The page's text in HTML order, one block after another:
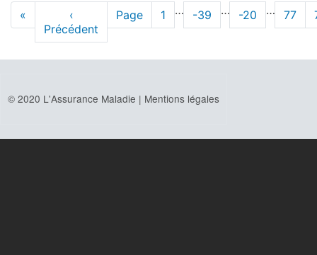
Pagination
Première
page
«
Page
précédente
‹
Précédent
Page Page
1 … Page
-39 … Page
-20 … Page
77
© 2020 L'Assurance Maladie | Mentions légales